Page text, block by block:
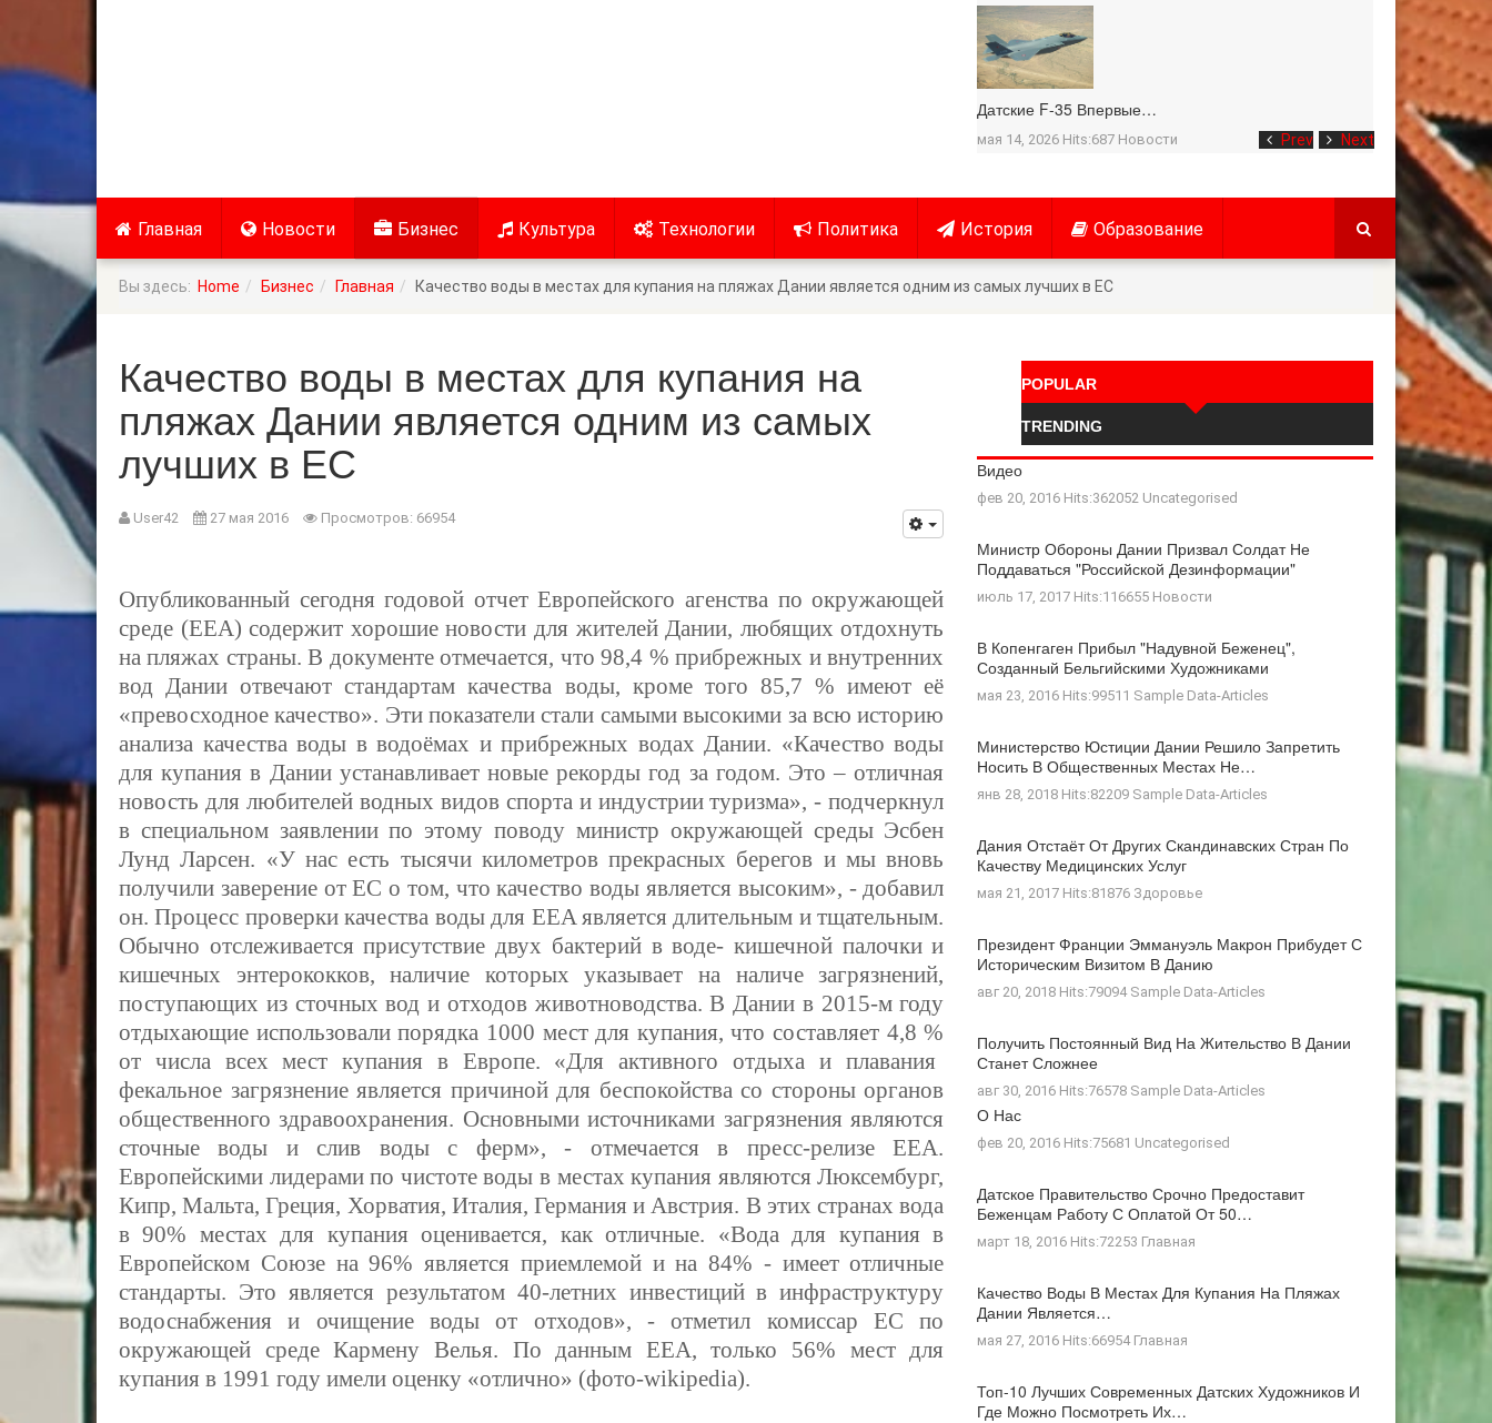
Prev Next
Датские F-35 Впервые…
мая 14, 2026 Hits:687 Новости
Главная Новости Бизнес Культура Технологии Политика История Образование
Вы здесь: Home Бизнес Главная Качество воды в местах для купания на пляжах Дании является одним из самых лучших в ЕС
Качество воды в местах для купания на
пляжах Дании является одним из самых
лучших в ЕС
User42 27 мая 2016 Просмотров: 66954
Опубликованный сегодня годовой отчет Европейского агенства по окружающей
среде (EEA)содержит хорошие новости для жителей Дании, любящих отдохнуть
на пляжах страны. В документе отмечается, что 98,4 %прибрежных и внутренних
вод Дании отвечают стандартам качества воды, кроме того 85,7%имеют её
«превосходное качество». Эти показатели стали самыми высокими за всю историю
анализа качества воды в водоёмах и прибрежных водах Дании. «Качество воды
для купания в Дании устанавливает новые рекорды год за годом. Это – отличная
новость для любителей водных видов спорта и индустрии туризма», - подчеркнул
в специальном заявлении по этому поводу министр окружающей среды Эсбен
Лунд Ларсен. «У нас есть тысячи километров прекрасных берегов и мы вновь
получили заверение от ЕС о том, что качество воды является высоким», - добавил
он. Процесс проверки качества воды для EEA является длительным и тщательным.
Обычно отслеживается присутствие двух бактерий в воде- кишечной палочки и
кишечных энтерококков, наличие которых указывает на наличе загрязнений,
поступающих из сточных вод и отходов животноводства. В Дании в 2015-м году
отдыхающие использовали порядка 1000 мест для купания, что составляет 4,8 %
от числа всех мест купания в Европе. «Для активного отдыха и плавания
фекальное загрязнение является причиной для беспокойства со стороны органов
общественного здравоохранения. Основными источниками загрязнения являются
сточные воды и слив воды с ферм», - отмечается в пресс-релизеEEA.
Европейскими лидерами по чистоте воды в местах купания являютсяЛюксембург,
Кипр, Мальта, Греция, Хорватия, Италия, Германия и Австрия. В этих странах вода
в 90% местах для купания оценивается, как отличные. «Вода для купания в
Европейском Союзе на 96%является приемлемой и на 84% - имеет отличные
стандарты. Это является результатом 40-летних инвестиций в инфраструктуру
водоснабжения и очищение воды от отходов», - отметил комиссар ЕС по
окружающей среде Кармену Велья. По данным EEA, только 56% мест для
купания в 1991 году имели оценку «отлично» (фото-wikipedia).
POPULAR
TRENDING
Видео
фев 20, 2016 Hits:362052 Uncategorised
Министр Обороны Дании Призвал Солдат Не
Поддаваться "российской Дезинформации"
июль 17, 2017 Hits:116655 Новости
В Копенгаген Прибыл "Надувной Беженец",
Созданный Бельгийскими Художниками
мая 23, 2016 Hits:99511 Sample Data-Articles
Министерство Юстиции Дании Решило Запретить
Носить В Общественных Местах Не…
янв 28, 2018 Hits:82209 Sample Data-Articles
Дания Отстаёт От Других Скандинавских Стран По
Качеству Медицинских Услуг
мая 21, 2017 Hits:81876 Здоровье
Президент Франции Эммануэль Макрон Прибудет С
Историческим Визитом В Данию
авг 20, 2018 Hits:79094 Sample Data-Articles
Получить Постоянный Вид На Жительство В Дании
Станет Сложнее
авг 30, 2016 Hits:76578 Sample Data-Articles
О Нас
фев 20, 2016 Hits:75681 Uncategorised
Датское Правительство Срочно Предоставит
Беженцам Работу С Оплатой От 50…
март 18, 2016 Hits:72253 Главная
Качество Воды В Местах Для Купания На Пляжах
Дании Является…
мая 27, 2016 Hits:66954 Главная
Топ-10 Лучших Современных Датских Художников И
Где Можно Посмотреть Их…